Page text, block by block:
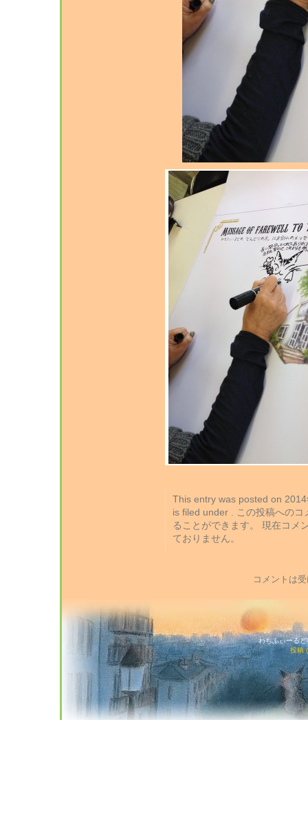
This entry was posted on
is filed under . この投稿への
ることができます。 現在コメ
ておりません。
コメントは
わちふぃーる
投稿